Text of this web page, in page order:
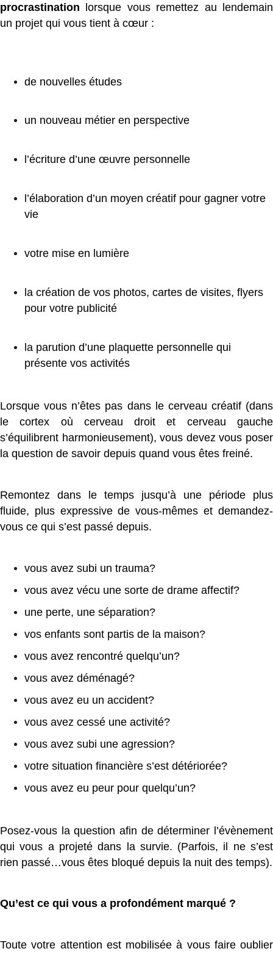
procrastination lorsque vous remettez au lendemain
un projet qui vous tient à cœur :
de nouvelles études
un nouveau métier en perspective
l’écriture d’une œuvre personnelle
l’élaboration d’un moyen créatif pour gagner votre
vie
votre mise en lumière
la création de vos photos, cartes de visites, flyers
pour votre publicité
la parution d’une plaquette personnelle qui
présente vos activités
Lorsque vous n’êtes pas dans le cerveau créatif (dans
le cortex où cerveau droit et cerveau gauche
s’équilibrent harmonieusement), vous devez vous poser
la question de savoir depuis quand vous êtes freiné.
Remontez dans le temps jusqu’à une période plus
fluide, plus expressive de vous-mêmes et demandez-
vous ce qui s’est passé depuis.
vous avez subi un trauma?
vous avez vécu une sorte de drame affectif?
une perte, une séparation?
vos enfants sont partis de la maison?
vous avez rencontré quelqu’un?
vous avez déménagé?
vous avez eu un accident?
vous avez cessé une activité?
vous avez subi une agression?
votre situation financière s’est détériorée?
vous avez eu peur pour quelqu’un?
Posez-vous la question afin de déterminer l’évènement
qui vous a projeté dans la survie. (Parfois, il ne s’est
rien passé…vous êtes bloqué depuis la nuit des temps).
Qu’est ce qui vous a profondément marqué ?
Toute votre attention est mobilisée à vous faire oublier